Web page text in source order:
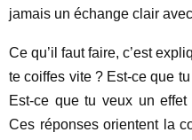
jamais un échange clair
Ce qu’il faut faire, c’est
te coiffes vite ? Est-ce que
Est-ce que tu veux un
Ces réponses orientent la